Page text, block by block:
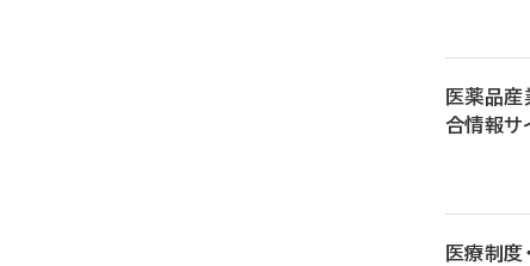
医薬品産
合情報サ
医療制度